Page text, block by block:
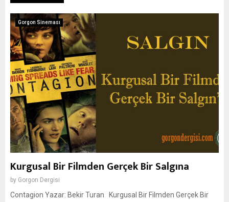
Gorgon Sineması
Kurgusal Bir Filmden Gerçek Bir Salgına
by Gorgon Dergisi
Contagion Yazar: Bekir Turan Kurgusal Bir Filmden Gerçek Bir